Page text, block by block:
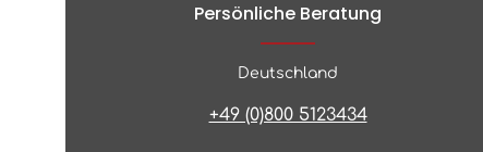
Persönliche Beratung
Deutschland
+49 (0)800 5123434